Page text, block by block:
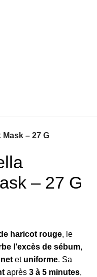
– 27 G
– 27 G
haricot rouge, le
l’excès de sébum,
et uniforme. Sa
après 3 à 5 minutes,